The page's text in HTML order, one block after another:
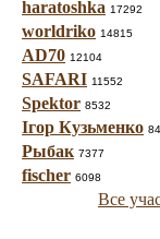
haratoshka 17292
worldriko 14815
AD70 12104
SAFARI 11552
Spektor 8532
Ігор Кузьменко
Рыбак 7377
fischer 6098
Все